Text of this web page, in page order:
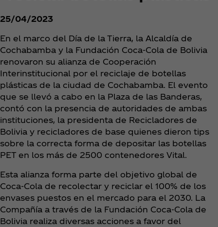
25/04/2023
En el marco del Día de la Tierra, la Alcaldía de
Cochabamba y la Fundación Coca‑Cola de Bolivia
renovaron su alianza de Cooperación
Interinstitucional por el reciclaje de botellas
plásticas de la ciudad de Cochabamba. El evento
que se llevó a cabo en la Plaza de las Banderas,
contó con la presencia de autoridades de ambas
instituciones, la presidenta de Recicladores de
Bolivia y recicladores de base quienes dieron tips
sobre la correcta forma de depositar las botellas
PET en los más de 2500 contenedores Vital.
Esta alianza forma parte del objetivo global de
Coca‑Cola de recolectar y reciclar el 100% de los
envases puestos en el mercado para el 2030. La
Compañía a través de la Fundación Coca‑Cola de
Bolivia realiza diversas acciones a favor del